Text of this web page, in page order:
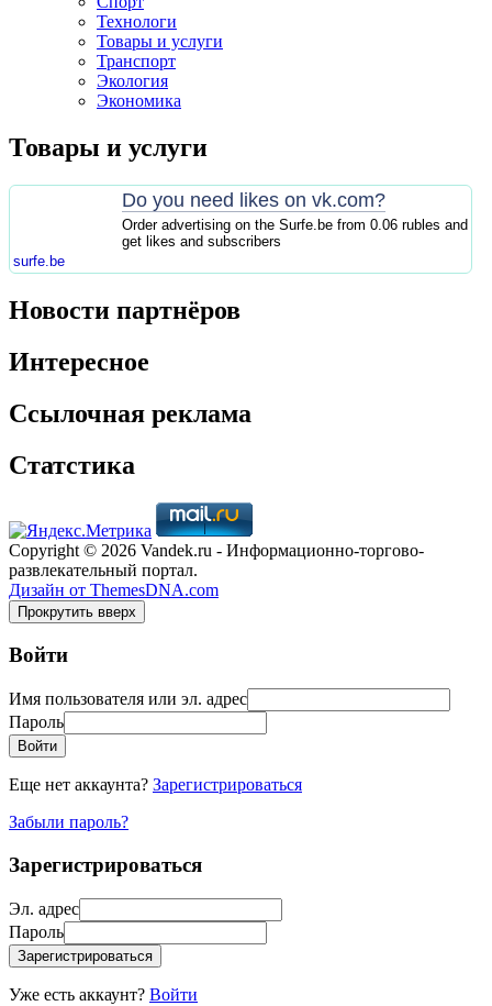
Технологи
Товары и услуги
Транспорт
Экология
Экономика
Товары и услуги
Do you need likes on vk.com?
Order advertising on the Surfe.be from 0.06 rubles and
get likes and subscribers
surfe.be
Новости партнёров
Интересное
Ссылочная реклама
Статстика
Copyright © 2026 Vandek.ru - Информационно-торгово-
развлекательный портал.
Дизайн от ThemesDNA.com
Прокрутить вверх
Войти
Имя пользователя или эл. адрес
Пароль
Войти
Еще нет аккаунта? Зарегистрироваться
Забыли пароль?
Зарегистрироваться
Эл. адрес
Пароль
Зарегистрироваться
Уже есть аккаунт? Войти